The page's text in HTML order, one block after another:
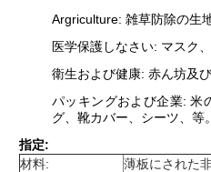
Argriculture: 雑草防除の生
医学保護しなさい: マスク
衛生および健康: 赤ん坊及
パッキングおよび企業:米
グ、靴カバー、シーツ、等。
指定:
材料:
薄板にされた